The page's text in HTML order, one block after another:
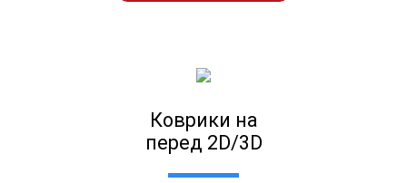
Коврики на
перед 2D/3D